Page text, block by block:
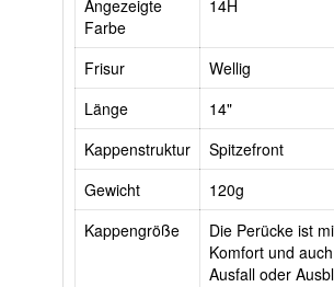
Angezeigte
Farbe
14H
Frisur
Wellig
Länge
14"
Kappenstruktur
Spitzefront
Gewicht
120g
Kappengröße
Die Perücke ist
Komfort und
Ausfall oder